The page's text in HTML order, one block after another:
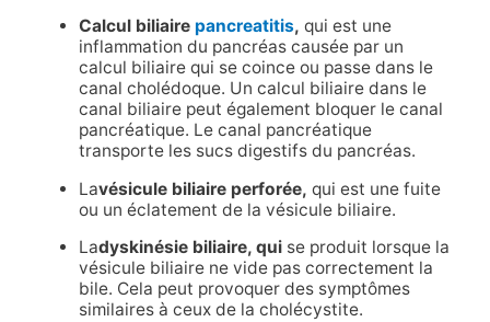
Calcul biliaire pancreatitis, qui est une
inflammation du pancréas causée par un
calcul biliaire qui se coince ou passe dans le
canal cholédoque. Un calcul biliaire dans le
canal biliaire peut également bloquer le canal
pancréatique. Le canal pancréatique
transporte les sucs digestifs du pancréas.
Lavésicule biliaire perforée, qui est une fuite
ou un éclatement de la vésicule biliaire.
Ladyskinésie biliaire, quise produit lorsque la
vésicule biliaire ne vide pas correctement la
bile. Cela peut provoquer des symptômes
similaires à ceux de la cholécystite.